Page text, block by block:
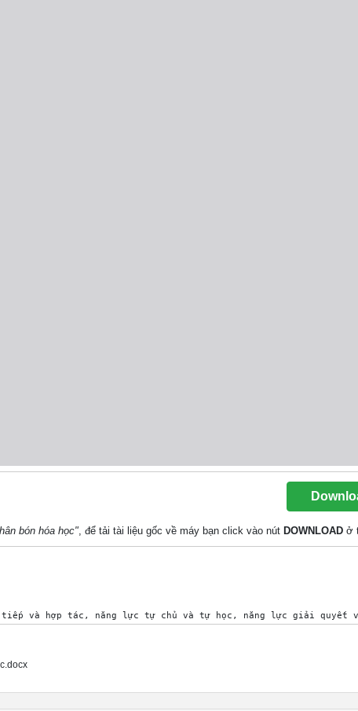
bón hóa học", để tải tài liệu gốc về máy bạn click vào nút DOWNLOAD ở
yêu cầu sau:
điều chế phân đạm, lân, kali.
trồng, con người và môi trường.